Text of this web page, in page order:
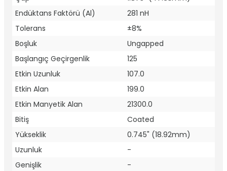
Endüktans Faktörü (Al)
281 nH
Tolerans
±8%
Boşluk
Ungapped
Başlangıç Geçirgenlik
125
Etkin Uzunluk
107.0
Etkin Alan
199.0
Etkin Manyetik Alan
21300.0
Bitiş
Coated
Yükseklik
0.745" (18.92mm)
Uzunluk
-
Genişlik
-